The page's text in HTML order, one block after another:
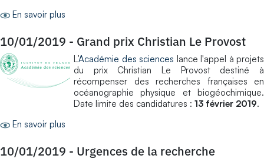
En savoir plus
10/01/2019 - Grand prix Christian Le Provost
L’Académie des sciences lance l'appel à projets
du prix Christian Le Provost destiné à
récompenser des recherches françaises en
océanographie physique et biogéochimique.
Date limite des candidatures : 13 février 2019.
En savoir plus
10/01/2019 - Urgences de la recherche